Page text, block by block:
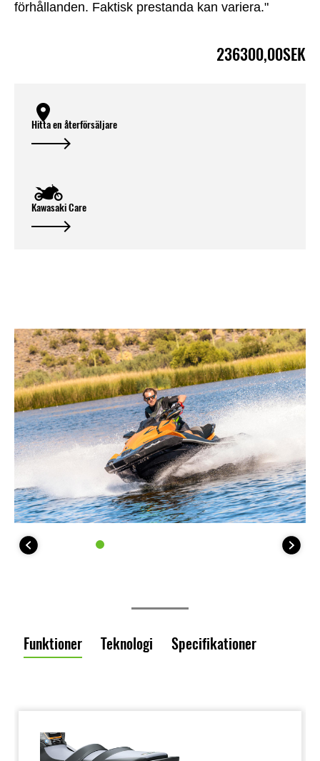
förhållanden. Faktisk prestanda kan variera."
236300,00SEK
Hitta en återförsäljare
Kawasaki Care
Funktioner Teknologi Specifikationer